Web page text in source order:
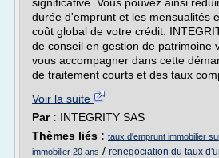
durée d'emprunt et les mensualités
coût global de votre crédit.
de conseil en gestion de patrimoine
vous accompagner dans cette
de traitement courts et des taux
Voir la suite
Par : INTEGRITY SAS
Thèmes liés : taux d'emprunt immobilier
immobilier 20 ans / renegociation du taux